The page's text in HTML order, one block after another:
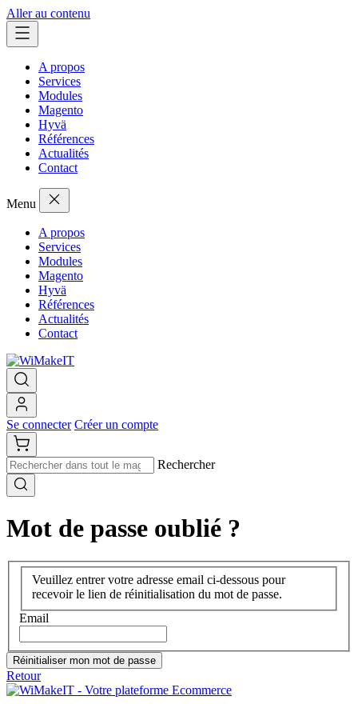
Aller au contenu
A propos
Services
Modules
Magento
Hyvä
Références
Actualités
Contact
Menu
A propos
Services
Modules
Magento
Hyvä
Références
Actualités
Contact
Se connecter Créer un compte
Rechercher
Mot de passe oublié ?
Veuillez entrer votre adresse email ci-dessous pour
recevoir le lien de réinitialisation du mot de passe.
Email
Réinitialiser mon mot de passe
Retour